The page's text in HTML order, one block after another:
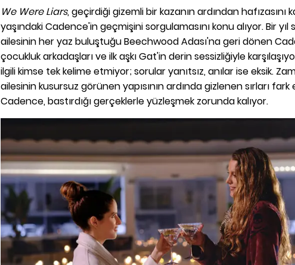
We Were Liars, geçirdiği gizemli bir kazanın ardından hafızasını
yaşındaki Cadence'in geçmişini sorgulamasını konu alıyor. Bir yıl
ailesinin her yaz buluştuğu Beechwood Adası'na geri dönen
çocukluk arkadaşları ve ilk aşkı Gat'in derin sessizliğiyle
ilgili kimse tek kelime etmiyor; sorular yanıtsız, anılar ise eksik.
ailesinin kusursuz görünen yapısının ardında gizlenen sırları fark
Cadence, bastırdığı gerçeklerle yüzleşmek zorunda kalıyor.